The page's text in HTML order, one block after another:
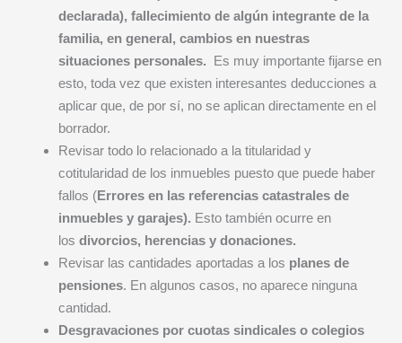
declarada), fallecimiento de algún integrante de la
familia, en general, cambios en nuestras
situaciones personales. Es muy importante fijarse en
esto, toda vez que existen interesantes deducciones a
aplicar que, de por sí, no se aplican directamente en el
borrador.
Revisar todo lo relacionado a la titularidad y
cotitularidad de los inmuebles puesto que puede haber
fallos (Errores en las referencias catastrales de
inmuebles y garajes). Esto también ocurre en
los divorcios, herencias y donaciones.
Revisar las cantidades aportadas a los planes de
pensiones. En algunos casos, no aparece ninguna
cantidad.
Desgravaciones por cuotas sindicales o colegios